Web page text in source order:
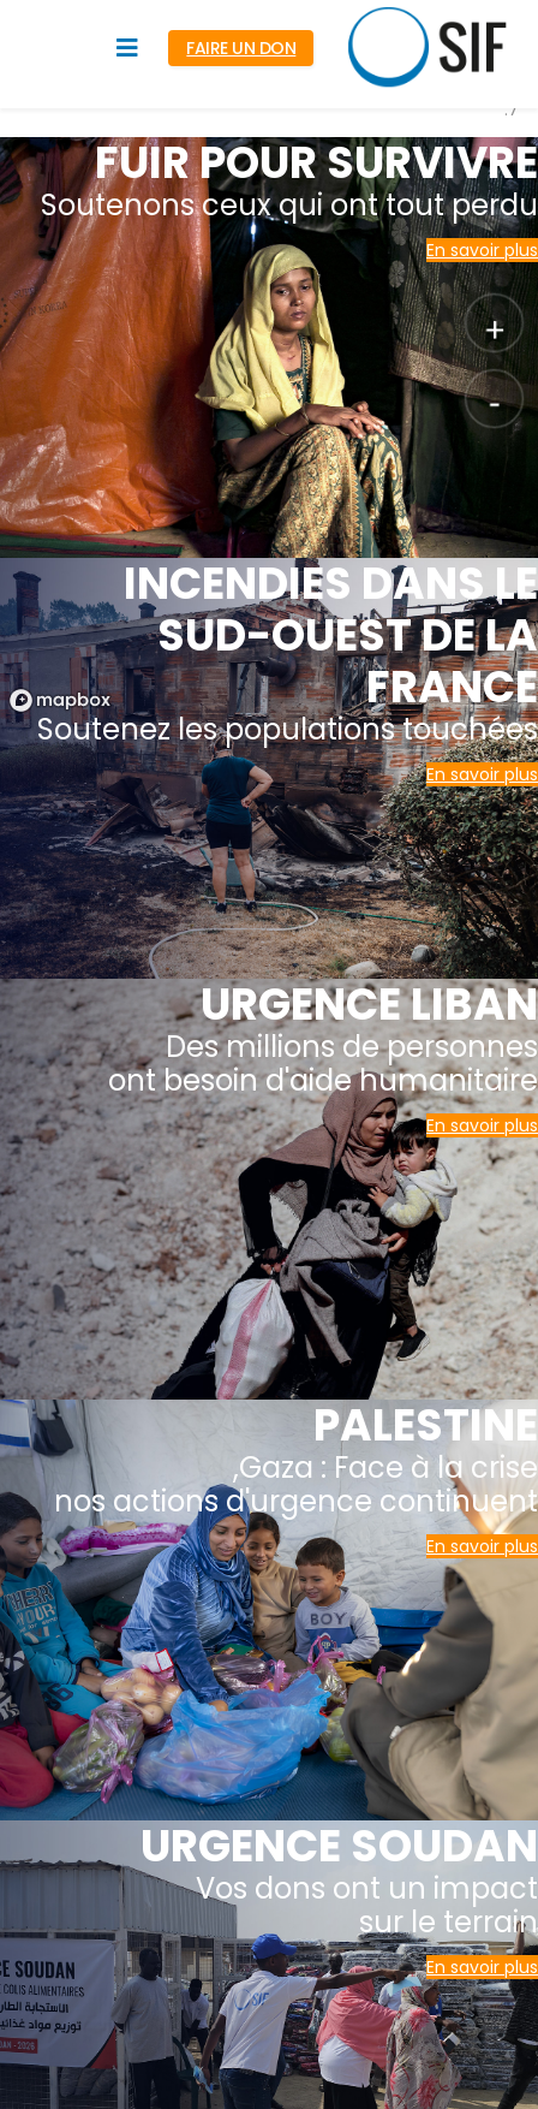
FAIRE UN DON
FUIR POUR SURVIVRE
Soutenons ceux qui ont tout perdu
En savoir plus
INCENDIES DANS LE
SUD-OUEST DE LA
FRANCE
Soutenez les populations touchées
En savoir plus
URGENCE LIBAN
Des millions de personnes
ont besoin d'aide humanitaire
En savoir plus
PALESTINE
Gaza : Face à la crise,
nos actions d'urgence continuent
En savoir plus
URGENCE SOUDAN
Vos dons ont un impact
sur le terrain
En savoir plus
+
-